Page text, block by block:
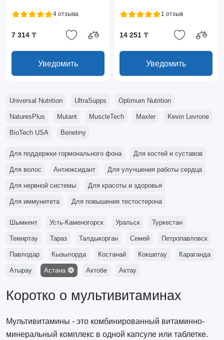
4 отзыва
7 314 ₸
Уведомить
1 отзыв
14 251 ₸
Уведомить
Universal Nutrition UltraSupps Optimum Nutrition
NaturesPlus Mutant MuscleTech Maxler Kevin Levrone
BioTech USA Benetiny
Для поддержки гормонального фона Для костей и суставов
Для волос Антиоксидант Для улучшения работы сердца
Для нервной системы Для красоты и здоровья
Для иммунитета Для повышения тестостерона
Шымкент Усть-Каменогорск Уральск Туркестан
Темиртау Тараз Талдыкорган Семей Петропавловск
Павлодар Кызылорда Костанай Кокшетау Караганда
Атырау Астана Актобе Актау
Коротко о мультивитаминах
Мультивитамины - это комбинированный витаминно-
минеральный комплекс в одной капсуле или таблетке.